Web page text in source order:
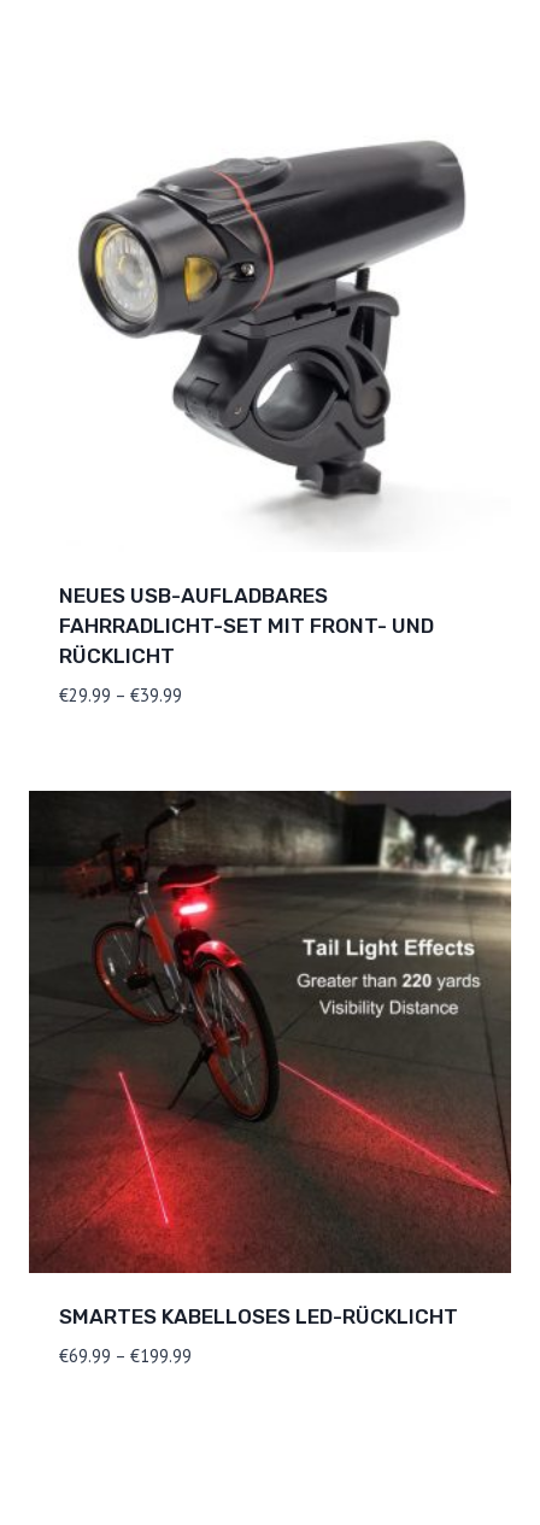
NEUES USB-AUFLADBARES
FAHRRADLICHT-SET MIT FRONT- UND
RÜCKLICHT
€29.99 – €39.99Preisspanne:
SMARTES KABELLOSES LED-RÜCKLICHT
€69.99 – €199.99Preisspanne: